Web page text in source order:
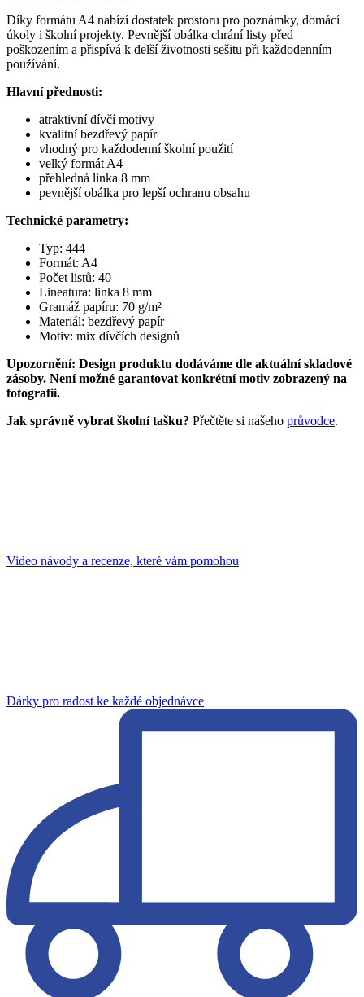
Díky formátu A4 nabízí dostatek prostoru pro poznámky, domácí
úkoly i školní projekty. Pevnější obálka chrání listy před
poškozením a přispívá k delší životnosti sešitu při každodenním
používání.
Hlavní přednosti:
atraktivní dívčí motivy
kvalitní bezdřevý papír
vhodný pro každodenní školní použití
velký formát A4
přehledná linka 8 mm
pevnější obálka pro lepší ochranu obsahu
Technické parametry:
Typ: 444
Formát: A4
Počet listů: 40
Lineatura: linka 8 mm
Gramáž papíru: 70 g/m²
Materiál: bezdřevý papír
Motiv: mix dívčích designů
Upozornění: Design produktu dodáváme dle aktuální skladové
zásoby. Není možné garantovat konkrétní motiv zobrazený na
fotografii.
Jak správně vybrat školní tašku? Přečtěte si našeho průvodce.
Video návody a recenze, které vám pomohou
Dárky pro radost ke každé objednávce